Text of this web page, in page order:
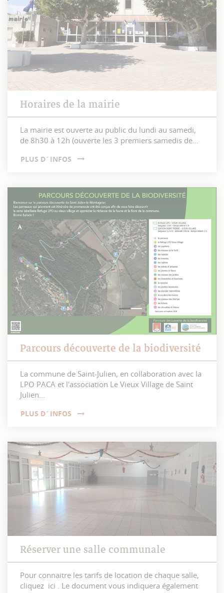
Horaires de la mairie
La mairie est ouverte au public du lundi au samedi,
de 8h30 à 12h (ouverte les 3 premiers samedis de...
PLUS D´INFOS
Parcours découverte de la biodiversité
La commune de Saint-Julien, en collaboration avec la
LPO PACA et l'association Le Vieux Village de Saint
Julien...
PLUS D´INFOS
Réserver une salle communale
Pour connaitre les tarifs de location de chaque salle,
cliquez ici . Le document vous indiquera également